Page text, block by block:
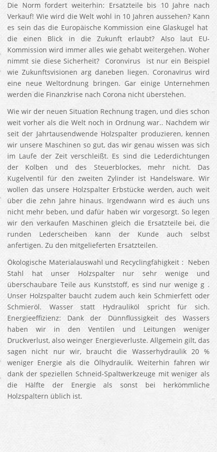
Die Norm fordert weiterhin: Ersatzteile bis 10 Jahre nach
Verkauf! Wie wird die Welt wohl in 10 Jahren aussehen? Kann
es sein das die Europäische Kommission eine Glaskugel hat
die einen Blick in die Zukunft erlaubt? Also laut EU-
Kommission wird immer alles wie gehabt weitergehen. Woher
nimmt sie diese Sicherheit? Coronvirus ist nur ein Beispiel
wie Zukunftsvisionen arg daneben liegen. Coronavirus wird
eine neue Weltordnung bringen. Gar einige Unternehmen
werden die Finanzkrise nach Corona nicht überstehen.
Wie wir der neuen Situation Rechnung tragen, und dies schon
weit vorher als die Welt noch in Ordnung war.. Nachdem wir
seit der Jahrtausendwende Holzspalter produzieren, kennen
wir unsere Maschinen so gut, das wir genau wissen was sich
im Laufe der Zeit verschleißt. Es sind die Lederdichtungen
der Kolben und des Steuerblockes, mehr nicht. Das
Kugelventil für den zweiten Zylinder ist Handelsware. Wir
wollen das unsere Holzspalter Erbstücke werden, auch weit
über die zehn Jahre hinaus. Irgendwann wird es auch uns
nicht mehr beben, und dafür haben wir vorgesorgt. So legen
wir den verkaufen Maschinen gleich die Ersatzteile bei, die
runden Lederscheiben kann der Kunde auch selbst
anfertigen. Zu den mitgelieferten Ersatzteilen.
Ökologische Materialauswahl und Recyclingfähigkeit : Neben
Stahl hat unser Holzspalter nur sehr wenige und
überschaubare Teile aus Kunststoff, es sind nur wenige g .
Unser Holzspalter baucht zudem auch kein Schmierfett oder
Schmieröl. Wasser statt Hydrauliköl spricht für sich.
Energieeffizienz: Dank der Dünnflüssigkeit des Wassers
haben wir in den Ventilen und Leitungen weniger
Druckverlust, also weinger Energieverluste. Allgemein gilt, das
sagen nicht nur wir, braucht die Wasserhydraulik 20 %
weniger Energie als die Ölhydraulik. Weiterhin fahren wir
dank der speziellen Schneid-Spaltwerkzeuge mit weniger als
die Hälfte der Energie als sonst bei herkömmliche
Holzspaltern üblich ist.